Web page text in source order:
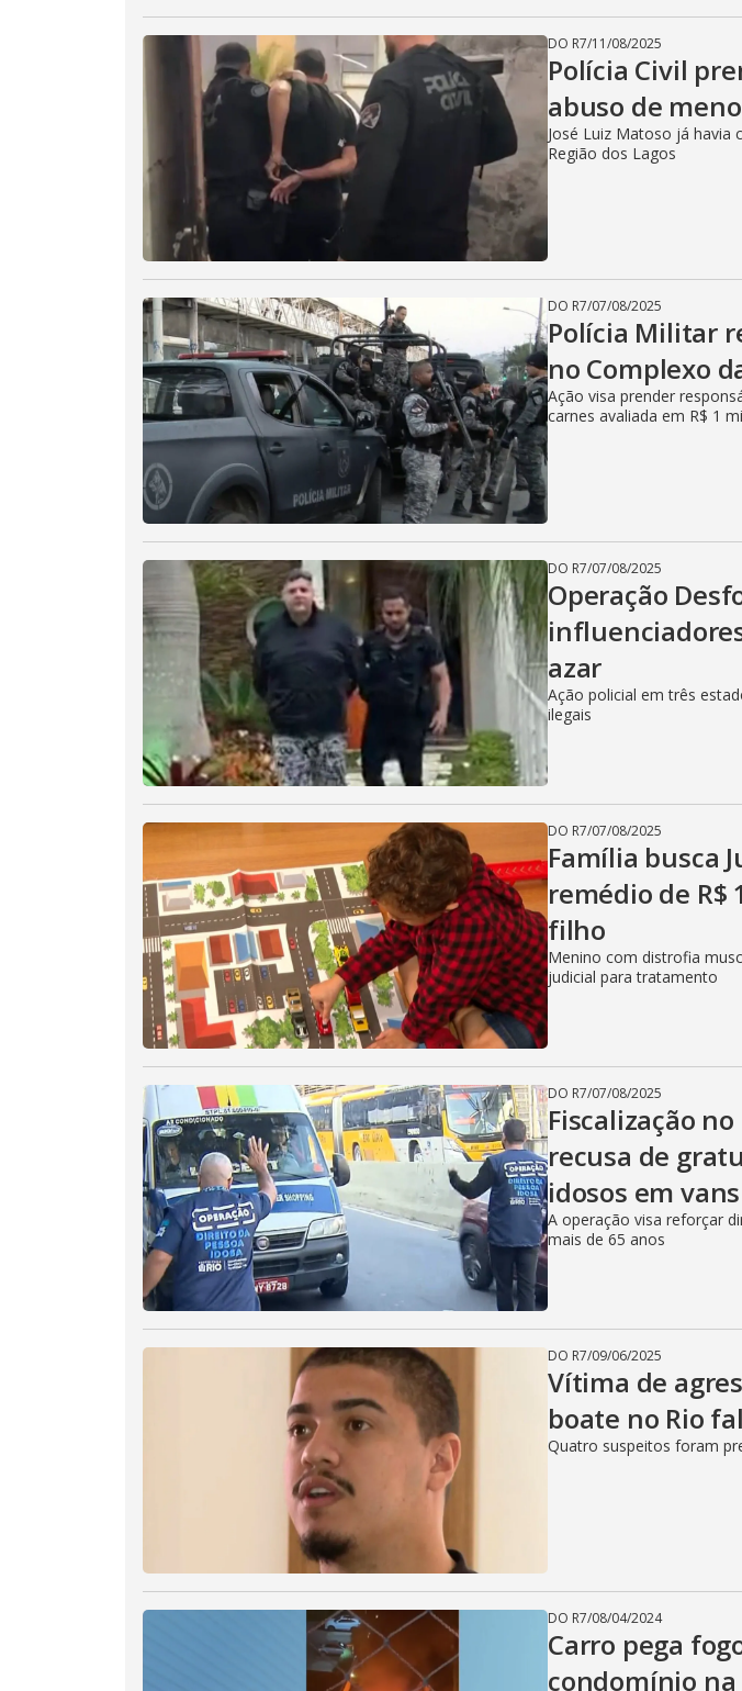
DO R7/11/08/2025
Polícia Civil
abuso de
José Luiz Matoso já havia
Região dos Lagos
DO R7/07/08/2025
Polícia Militar
no Complexo
Ação visa prender
carnes avaliada em R$ 1
DO R7/07/08/2025
Operação
azar
Ação policial em três
ilegais
DO R7/07/08/2025
Família busca
remédio de R$
filho
Menino com distrofia
judicial para tratamento
DO R7/07/08/2025
Fiscalização
recusa de
idosos em vans
A operação visa reforçar
mais de 65 anos
DO R7/09/06/2025
Vítima de
boate no Rio
Quatro suspeitos foram
DO R7/08/04/2024
Carro pega
condomínio na